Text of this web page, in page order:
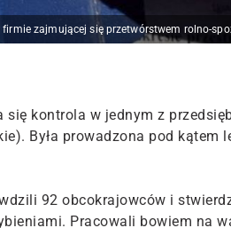
zajmującej się przetwórstwem rolno-
się kontrola w jednym z
Była prowadzona pod kątem
92 obcokrajowców i
Pracowali bowiem na